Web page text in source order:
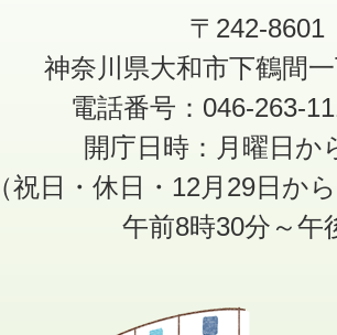
〒242-8601
神奈川県大和市下鶴間
電話番号：046-263-
開庁日時：月曜日か
（祝日・休日・12月29日か
午前8時30分～午